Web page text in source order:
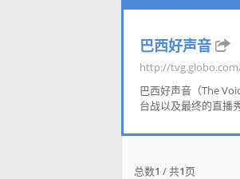
巴西好声音
http://
巴西好声音（The
台战以及最终的直播
总数1 / 共1页